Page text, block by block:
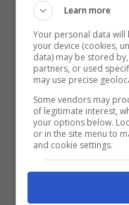
d’allarmeche non
sottovalutare.
se notiamo
nostre feci.
Attento, poi, alle
nella regione
ingrossati
Learn more
Your personal data
your device (cookies,
data) may be stored
partners, or used
may use precise
Some vendors may
of legitimate interest,
your options below.
or in the site menu to
and cookie settings.